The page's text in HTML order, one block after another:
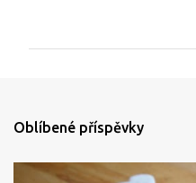
t
ř
Oblíbené příspěvky